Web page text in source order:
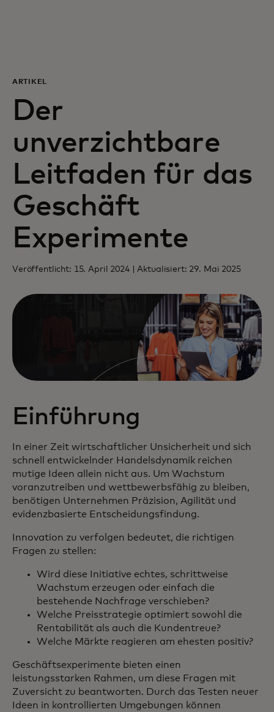
Für die Welt
Für Innovatoren
Neuigkeiten und Trends
ARTIKEL
Der
unverzichtbare
Leitfaden für das
Geschäft
Experimente
Veröffentlicht: 15. April 2024 | Aktualisiert: 29. Mai 2025
Einführung
In einer Zeit wirtschaftlicher Unsicherheit und sich
schnell entwickelnder Handelsdynamik reichen
mutige Ideen allein nicht aus. Um Wachstum
voranzutreiben und wettbewerbsfähig zu bleiben,
benötigen Unternehmen Präzision, Agilität und
evidenzbasierte Entscheidungsfindung.
Innovation zu verfolgen bedeutet, die richtigen
Fragen zu stellen:
Wird diese Initiative echtes, schrittweise
Wachstum erzeugen oder einfach die
bestehende Nachfrage verschieben?
Welche Preisstrategie optimiert sowohl die
Rentabilität als auch die Kundentreue?
Welche Märkte reagieren am ehesten positiv?
Geschäftsexperimente bieten einen
leistungsstarken Rahmen, um diese Fragen mit
Zuversicht zu beantworten. Durch das Testen neuer
Ideen in kontrollierten Umgebungen können